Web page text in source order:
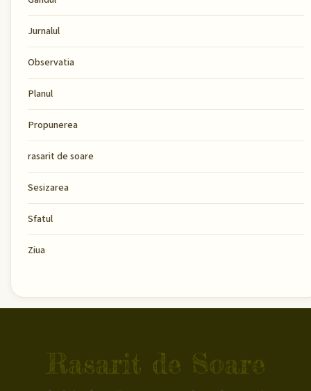
Jurnalul
Observatia
Planul
Propunerea
rasarit de soare
Sesizarea
Sfatul
Ziua
Rasarit de Soare